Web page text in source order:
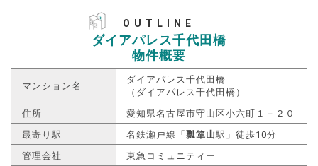
OUTLINE
ダイアパレス千代田橋
物件概要
マンション名
ダイアパレス千代田橋
（ダイアパレス千代田橋）
住所
愛知県名古屋市守山区小六町１－２０
最寄り駅
名鉄瀬戸線「瓢箪山駅」徒歩10分
管理会社
東急コミュニティー